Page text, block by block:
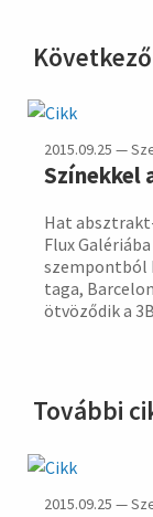
2015.09.25 —
Színekkel
Hat
Flux
szem­pont­ból
taga,
ötvö­ződik a
További
2015.09.25 —